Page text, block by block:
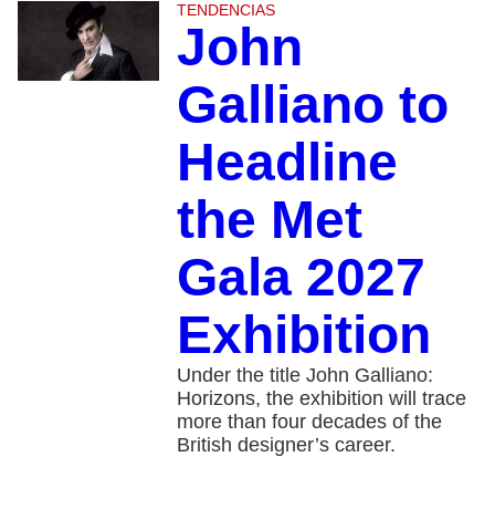
TENDENCIAS
John
Galliano to
Headline
the Met
Gala 2027
Exhibition
Under the title John Galliano:
Horizons, the exhibition will trace
more than four decades of the
British designer’s career.